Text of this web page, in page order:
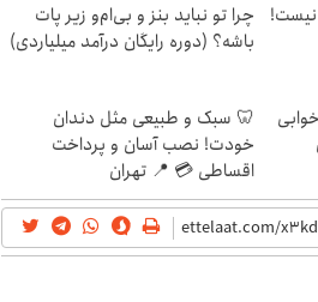
رویا نیست!
چرا تو نباید بنز و بی‌ام‌و زیر پات
باشه؟ (دوره رایگان درآمد میلیاردی)
🦷 سبک و طبیعی مثل دندان
خودت! نصب آسان و پرداخت
اقساطی 💳 📍 تهران